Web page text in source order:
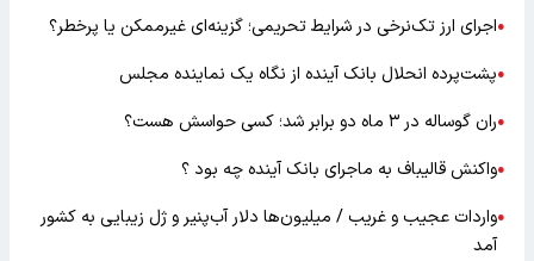
●اجرای ارز تک‌نرخی در شرایط تحریمی؛ گزینه‌ای غیرممکن یا پرخطر؟
●پشت‌پرده انحلال بانک آینده از نگاه یک نماینده مجلس
●ران گوساله در ۳ ماه دو برابر شد؛ کسی حواسش هست؟
●واکنش قالیباف به ماجرای بانک آینده چه بود ؟
●واردات عجیب و غریب / میلیون‌ها دلار آب‌پنیر و ژل زیبایی به کشور
آمد